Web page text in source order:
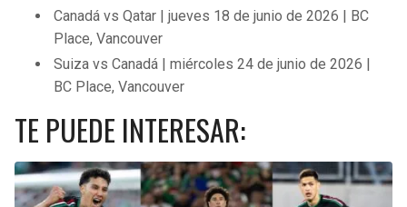
Canadá vs Qatar | jueves 18 de junio de 2026 | BC
Place, Vancouver
Suiza vs Canadá | miércoles 24 de junio de 2026 |
BC Place, Vancouver
TE PUEDE INTERESAR: